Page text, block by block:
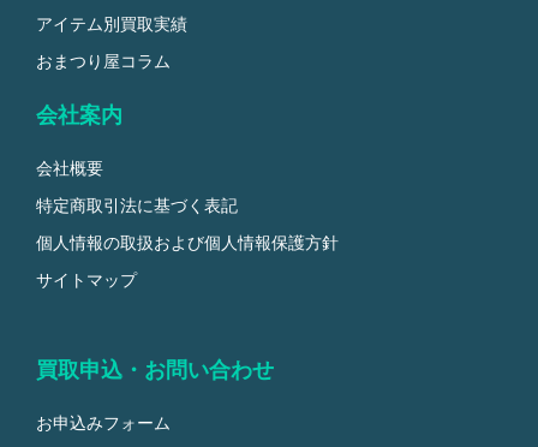
アイテム別買取実績
おまつり屋コラム
会社案内
会社概要
特定商取引法に基づく表記
個人情報の取扱および個人情報保護方針
サイトマップ
買取申込・お問い合わせ
お申込みフォーム